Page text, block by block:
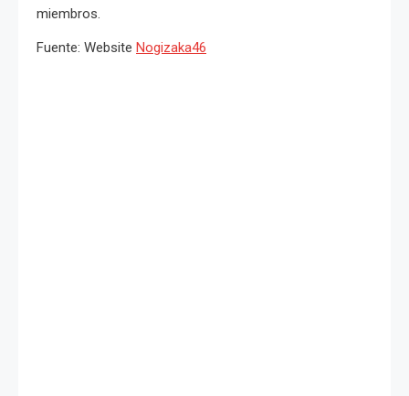
miembros.
Fuente: Website Nogizaka46